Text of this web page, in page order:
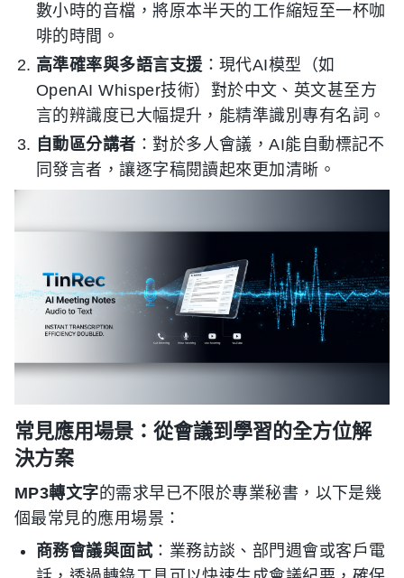
數小時的音檔，將原本半天的工作縮短至一杯咖
啡的時間。
高準確率與多語言支援 ：現代AI模型（如
OpenAI Whisper技術）對於中文、英文甚至方
言的辨識度已大幅提升，能精準識別專有名詞。
自動區分講者 ：對於多人會議，AI能自動標記不
同發言者，讓逐字稿閱讀起來更加清晰。
常見應用場景：從會議到學習的全方位解
決方案
MP3轉文字的需求早已不限於專業秘書，以下是幾
個最常見的應用場景：
商務會議與面試 ：業務訪談、部門週會或客戶電